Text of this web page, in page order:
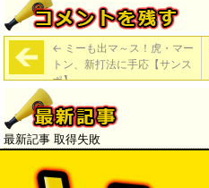
← ミーも出マ～ス！虎・マー
トン、新打法に手応【サンス
ポ】
最新記事 取得失敗